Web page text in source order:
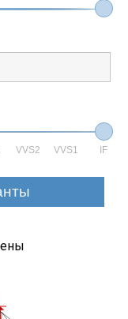
VVS2 VVS1 IF